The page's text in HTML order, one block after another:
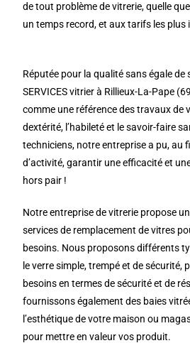
de tout problème de vitrerie, quelle
un temps record, et aux tarifs les plus
Réputée pour la qualité sans égale de
SERVICES vitrier à Rillieux-La-Pape
comme une référence des travaux de
dextérité, l’habileté et le savoir-faire
techniciens, notre entreprise a pu, au
d’activité, garantir une efficacité et
hors pair !
Notre entreprise de vitrerie propose
services de remplacement de vitres
besoins. Nous proposons différents
le verre simple, trempé et de sécurité,
besoins en termes de sécurité et de
fournissons également des baies
l’esthétique de votre maison ou
pour mettre en valeur vos produit.